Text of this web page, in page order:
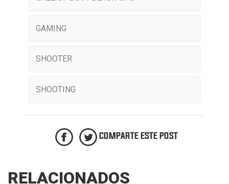
GAMING
SHOOTER
SHOOTING
COMPARTE ESTE POST
RELACIONADOS